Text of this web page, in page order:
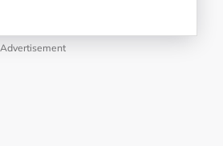
Advertisement